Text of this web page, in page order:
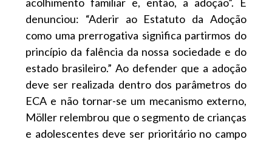
denunciou: “Aderir ao Estatuto da Adoção
como uma prerrogativa significa partirmos do
princípio da falência da nossa sociedade e do
estado brasileiro.” Ao defender que a adoção
deve ser realizada dentro dos parâmetros do
ECA e não tornar-se um mecanismo externo,
Möller relembrou que o segmento de crianças
e adolescentes deve ser prioritário no campo